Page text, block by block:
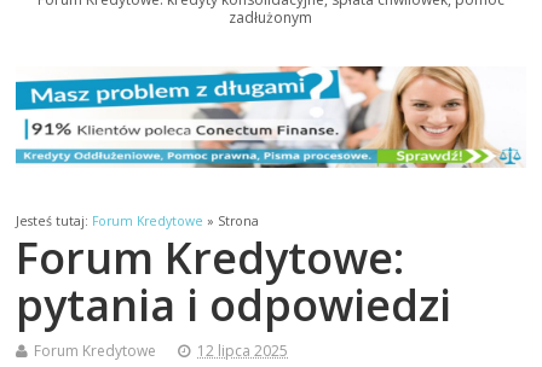
zadłużonym
Jesteś tutaj: Forum Kredytowe » Strona
Forum Kredytowe:
pytania i odpowiedzi
Forum Kredytowe 12 lipca 2025